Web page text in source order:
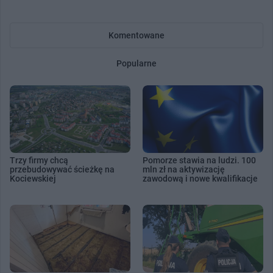
Komentowane
Popularne
Trzy firmy chcą
przebudowywać ścieżkę na
Kociewskiej
Pomorze stawia na ludzi. 100
mln zł na aktywizację
zawodową i nowe kwalifikacje